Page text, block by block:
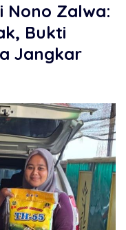
Nono Zalwa:
Bukti
Jangkar